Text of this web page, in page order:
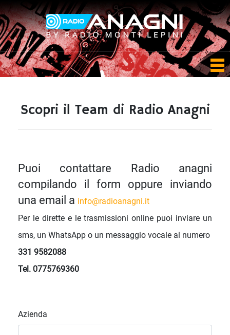
Scopri il Team di Radio Anagni
Puoi contattare Radio anagni
compilando il form oppure inviando
una email a info@radioanagni.it
Per le dirette e le trasmissioni online puoi inviare un
sms, un WhatsApp o un messaggio vocale al numero
331 9582088
Tel. 0775769360
Azienda